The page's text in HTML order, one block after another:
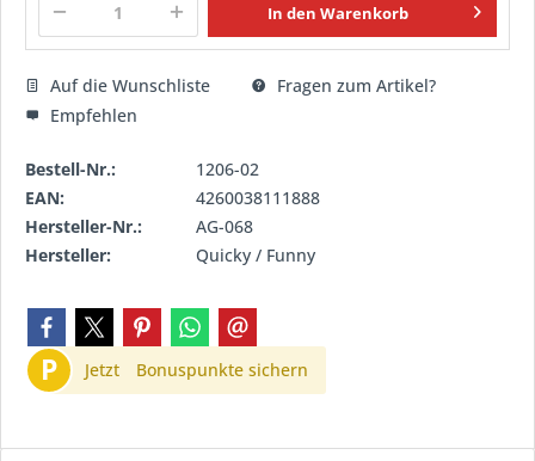
In den Warenkorb
Auf die Wunschliste
Fragen zum Artikel?
Empfehlen
Bestell-Nr.:
1206-02
EAN:
4260038111888
Hersteller-Nr.:
AG-068
Hersteller:
Quicky / Funny
P Jetzt Bonuspunkte sichern